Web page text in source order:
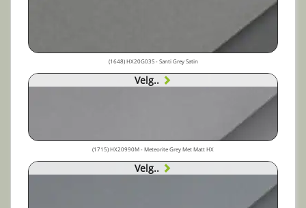
(1648) HX20G03S - Santi Grey Satin
Velg..
(1715) HX20990M - Meteorite Grey Met Matt HX
Velg..